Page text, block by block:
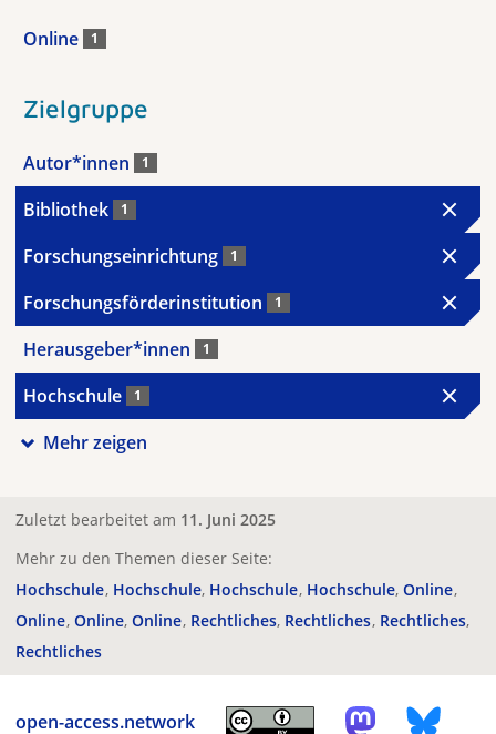
Online 1
Zielgruppe
Autor*innen 1
Bibliothek 1
Forschungseinrichtung 1
Forschungsförderinstitution 1
Herausgeber*innen 1
Hochschule 1
Mehr zeigen
Zuletzt bearbeitet am 11. Juni 2025
Mehr zu den Themen dieser Seite:
Hochschule Hochschule Hochschule Hochschule Online
Online Online Online Rechtliches Rechtliches Rechtliches
Rechtliches
open-access.network